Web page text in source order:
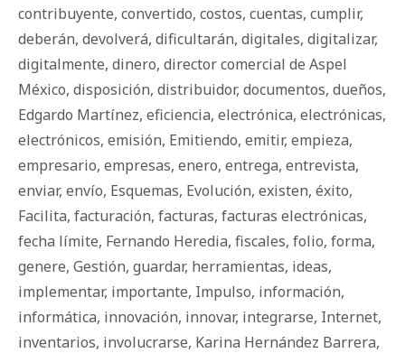
contribuyente, convertido, costos, cuentas, cumplir,
deberán, devolverá, dificultarán, digitales, digitalizar,
digitalmente, dinero, director comercial de Aspel
México, disposición, distribuidor, documentos, dueños,
Edgardo Martínez, eficiencia, electrónica, electrónicas,
electrónicos, emisión, Emitiendo, emitir, empieza,
empresario, empresas, enero, entrega, entrevista,
enviar, envío, Esquemas, Evolución, existen, éxito,
Facilita, facturación, facturas, facturas electrónicas,
fecha límite, Fernando Heredia, fiscales, folio, forma,
genere, Gestión, guardar, herramientas, ideas,
implementar, importante, Impulso, información,
informática, innovación, innovar, integrarse, Internet,
inventarios, involucrarse, Karina Hernández Barrera,